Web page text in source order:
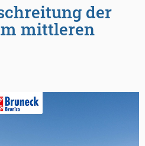
der
mittleren